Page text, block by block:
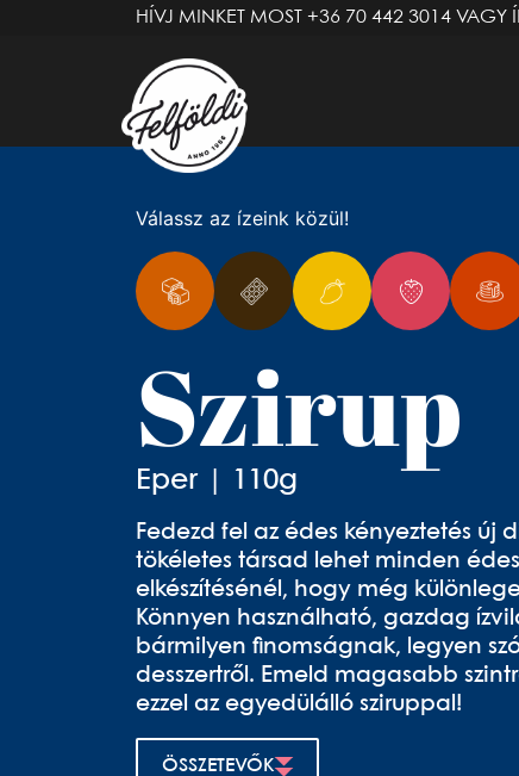
HÍVJ MINKET MOST +36 70 442 3014 VAGY
Válassz az ízeink közül!
Szirup
Eper | 110g
Fedezd fel az édes kényeztetés új
tökéletes társad lehet minden
elkészítésénél, hogy még
Könnyen használható, gazdag
bármilyen finomságnak, legyen
desszertről. Emeld magasabb
ezzel az egyedülálló sziruppal!
ÖSSZETEVŐK